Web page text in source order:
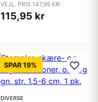
VEJL. PRIS 147,95 KR
115,95 kr
SPAR 19%
DIVERSE